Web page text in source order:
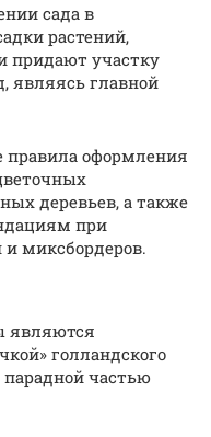
сада в
растений,
придают участку
являясь главной
правила оформления
деревьев, а также
при
миксбордеров.
являются
голландского
частью